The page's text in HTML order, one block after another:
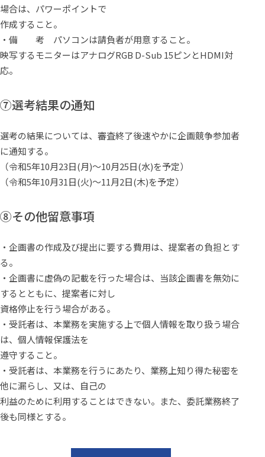
場合は、パワーポイントで
作成すること。
・備 考 パソコンは請負者が用意すること。
映写するモニターはアナログRGB D-Sub 15ピンとHDMI対
応。
⑦選考結果の通知
選考の結果については、審査終了後速やかに企画競争参加者
に通知する。
（令和5年10月23日(月)〜10月25日(水)を予定）
（令和5年10月31日(火)〜11月2日(木)を予定）
⑧その他留意事項
・企画書の作成及び提出に要する費用は、提案者の負担とす
る。
・企画書に虚偽の記載を行った場合は、当該企画書を無効に
するとともに、提案者に対し
資格停止を行う場合がある。
・受託者は、本業務を実施する上で個人情報を取り扱う場合
は、個人情報保護法を
遵守すること。
・受託者は、本業務を行うにあたり、業務上知り得た秘密を
他に漏らし、又は、自己の
利益のために利用することはできない。また、委託業務終了
後も同様とする。